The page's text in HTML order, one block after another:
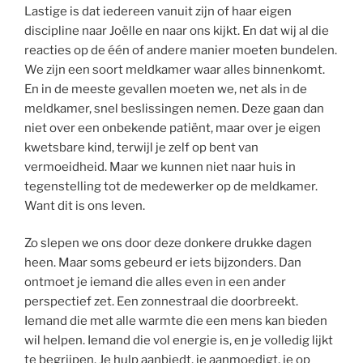
Lastige is dat iedereen vanuit zijn of haar eigen
discipline naar Joëlle en naar ons kijkt. En dat wij al die
reacties op de één of andere manier moeten bundelen.
We zijn een soort meldkamer waar alles binnenkomt.
En in de meeste gevallen moeten we, net als in de
meldkamer, snel beslissingen nemen. Deze gaan dan
niet over een onbekende patiënt, maar over je eigen
kwetsbare kind, terwijl je zelf op bent van
vermoeidheid. Maar we kunnen niet naar huis in
tegenstelling tot de medewerker op de meldkamer.
Want dit is ons leven.
Zo slepen we ons door deze donkere drukke dagen
heen. Maar soms gebeurd er iets bijzonders. Dan
ontmoet je iemand die alles even in een ander
perspectief zet. Een zonnestraal die doorbreekt.
Iemand die met alle warmte die een mens kan bieden
wil helpen. Iemand die vol energie is, en je volledig lijkt
te begrijpen. Je hulp aanbiedt, je aanmoedigt, je op